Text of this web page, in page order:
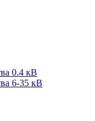
0.4 кВ
6-35 кВ